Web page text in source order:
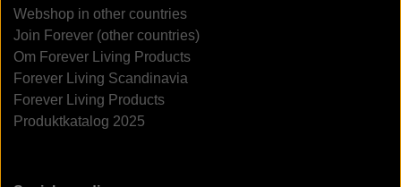
Webshop in other countries
Join Forever (other countries)
Om Forever Living Products
Forever Living Scandinavia
Forever Living Products
Produktkatalog 2025